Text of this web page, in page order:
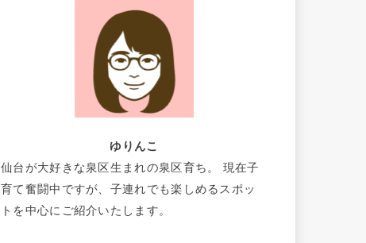
ゆりんこ
仙台が大好きな泉区生まれの泉区育ち。 現在子
育て奮闘中ですが、子連れでも楽しめるスポッ
トを中心にご紹介いたします。